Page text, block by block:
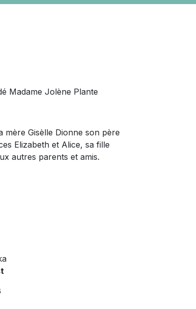
Madame Jolène Plante
mère Gisèlle Dionne son père
Elizabeth et Alice, sa fille
autres parents et amis.